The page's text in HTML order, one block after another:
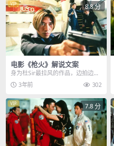
VIP 8.8 分
电影《枪火》解说文案
身为杜Sir最拉风的作品，边拍边写
19天就完成的影片，枪火究竟有多
经典，故事刚开...
3年前 302
VIP 7.8 分